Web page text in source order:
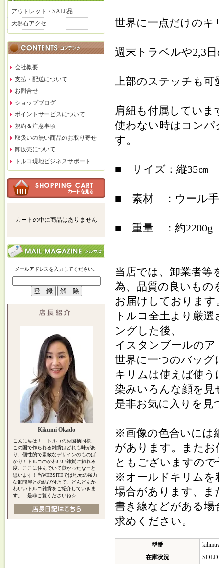
アウトレット・SALE品
天然石アクセ
会社概要
支払・配送について
お問合せ
ショップブログ
ポイントサービスについて
規約＆注意事項
取扱いの無い商品のお取り寄せ
卸販売について
トルコ現地ビジネスサポート
カートの中に商品はありません
メールアドレスを入力してください。
Kikumi Okado
こんにちは！ トルコのお国柄同様、
この国で作られる雑貨はどれも味があ
り、個性的で素敵なデザインのものば
かり！トルコのかわいい雑貨に触れる
度、ここに住んでいて良かったなーと
思います！当WEBSITEでは地元の強力
な卸問屋との結び付きで、どんどんか
わいいトルコ雑貨をご紹介していきま
す。 是非ご覧くださいね☆
世界に一点だけのキ
週末トラベルや2,3
上部のステッチも可
肩紐も付属してい
使わない時はコン
す。
■ サイズ：縦35
■ 素材 ：ウール
■ 重量 ：約2200g
当店では、卸業者等
為、品質の良いもの
お届けしております
トルコ全土より厳
ングした後、
イスタンブールの
世界に一つのバッ
キリムは使えば使
染みいろんな顔を
是非お気に入りを
※画像の色合いには
があります。また
ともございますの
※オールドキリムを
場合があります、ま
書き線などがある場
求めください。
型番
在庫状況